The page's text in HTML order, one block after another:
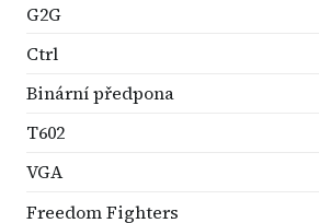
G2G
Ctrl
Binární předpona
T602
VGA
Freedom Fighters